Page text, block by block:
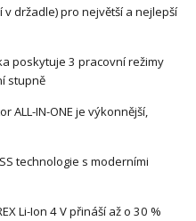
v držadle) pro největší a nejlepší
poskytuje 3 pracovní režimy
stupně
ALL-IN-ONE je výkonnější,
technologie s moderními
Li-Ion 4 V přináší až o 30 %